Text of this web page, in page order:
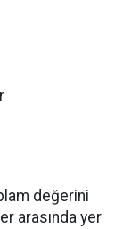
değerini
arasında yer